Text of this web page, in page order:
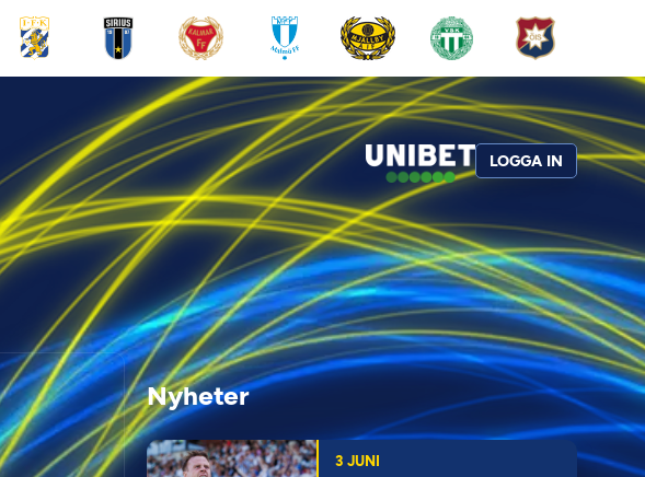
LOGGA IN
Nyheter
3 JUNI